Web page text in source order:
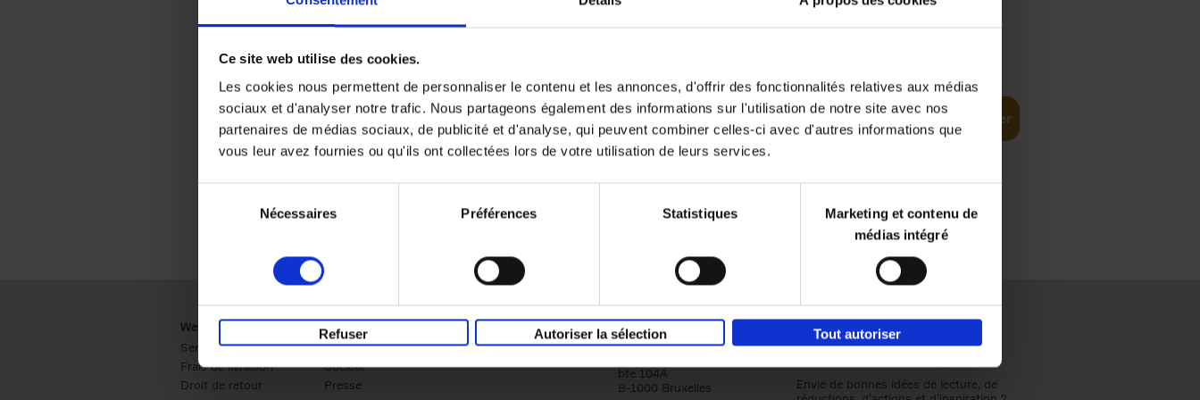
Ce site web utilise des cookies.
Les cookies nous permettent de personnaliser le contenu et les annonces, d'offrir des fonctionnalités relatives aux médias
sociaux et d'analyser notre trafic. Nous partageons également des informations sur l'utilisation de notre site avec nos
partenaires de médias sociaux, de publicité et d'analyse, qui peuvent combiner celles-ci avec d'autres informations que
vous leur avez fournies ou qu'ils ont collectées lors de votre utilisation de leurs services.
Nécessaires Préférences Statistiques
Marketing et contenu de
médias intégré
Refuser Autoriser la sélection Tout autoriser
Planning to Promoting
Clo Willaerts
Couverture souple
352 Ajouter au panier
Webshop
Service clients
Frais de livraison
Droit de retour
Business
Ventes
Société
Presse
Société
Qui sommes-nous?
Éditions Racine
Tour & Taxis
bte 104A
B-1000 Bruxelles
Envie de bonnes idées de lecture, de